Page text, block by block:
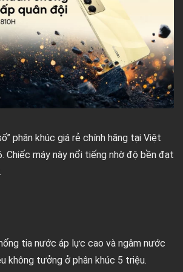
phân khúc giá rẻ chính hãng tại Việt
Chiếc máy này nổi tiếng nhờ độ bền đạt
tia nước áp lực cao và ngâm nước
không tưởng ở phân khúc 5 triệu.